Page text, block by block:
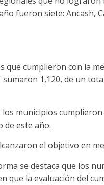
fueron siete: Ancash,
que cumplieron con la
1,120, de un
los municipios
de este año.
el objetivo en
se destaca que los
que la evaluación del